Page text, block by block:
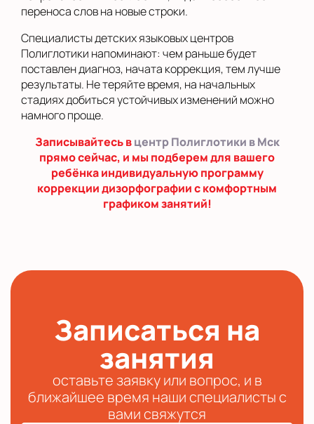
переноса слов на новые строки.
Специалисты детских языковых центров
Полиглотики напоминают: чем раньше будет
поставлен диагноз, начата коррекция, тем лучше
результаты. Не теряйте время, на начальных
стадиях добиться устойчивых изменений можно
намного проще.
Записывайтесь вцентр Полиглотики в Мск
прямо сейчас, и мы подберем для вашего
ребёнка индивидуальную программу
коррекции дизорфографии с комфортным
графиком занятий!
Записаться на
занятия
оставьте заявку или вопрос, и в
ближайшее время наши специалисты с
вами свяжутся